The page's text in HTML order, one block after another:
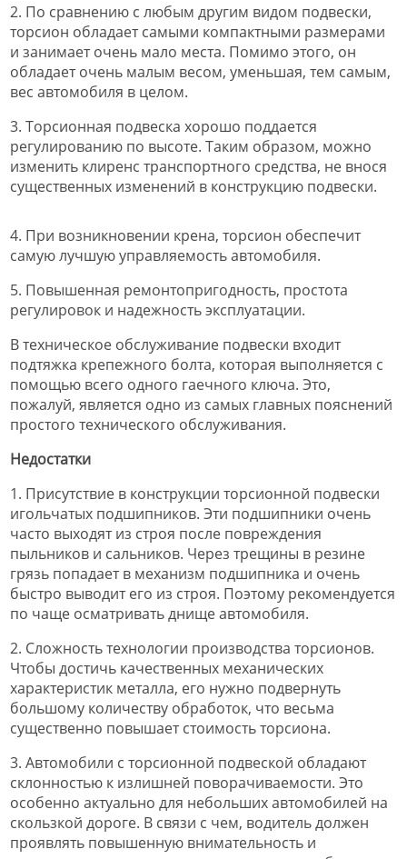
2. По сравнению с любым другим видом подвески,
торсион обладает самыми компактными размерами
и занимает очень мало места. Помимо этого, он
обладает очень малым весом, уменьшая, тем самым,
вес автомобиля в целом.
3. Торсионная подвеска хорошо поддается
регулированию по высоте. Таким образом, можно
изменить клиренс транспортного средства, не внося
существенных изменений в конструкцию подвески.
4. При возникновении крена, торсион обеспечит
самую лучшую управляемость автомобиля.
5. Повышенная ремонтопригодность, простота
регулировок и надежность эксплуатации.
В техническое обслуживание подвески входит
подтяжка крепежного болта, которая выполняется с
помощью всего одного гаечного ключа. Это,
пожалуй, является одно из самых главных пояснений
простого технического обслуживания.
Недостатки
1. Присутствие в конструкции торсионной подвески
игольчатых подшипников. Эти подшипники очень
часто выходят из строя после повреждения
пыльников и сальников. Через трещины в резине
грязь попадает в механизм подшипника и очень
быстро выводит его из строя. Поэтому рекомендуется
по чаще осматривать днище автомобиля.
2. Сложность технологии производства торсионов.
Чтобы достичь качественных механических
характеристик металла, его нужно подвернуть
большому количеству обработок, что весьма
существенно повышает стоимость торсиона.
3. Автомобили с торсионной подвеской обладают
склонностью к излишней поворачиваемости. Это
особенно актуально для небольших автомобилей на
скользкой дороге. В связи с чем, водитель должен
проявлять повышенную внимательность и